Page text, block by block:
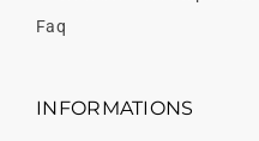
Faq
INFORMATIONS